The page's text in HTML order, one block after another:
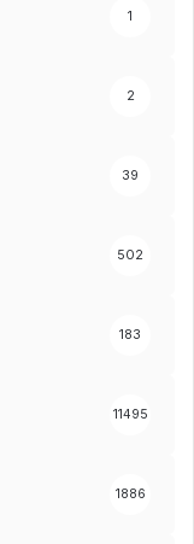
1
2
39
502
183
11495
1886